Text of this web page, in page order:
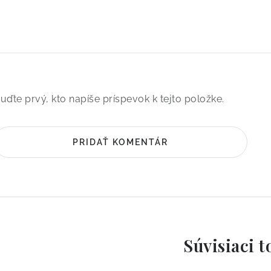
prvý, kto napíše príspevok k tejto položke.
PRIDAŤ KOMENTÁR
Súvisiaci